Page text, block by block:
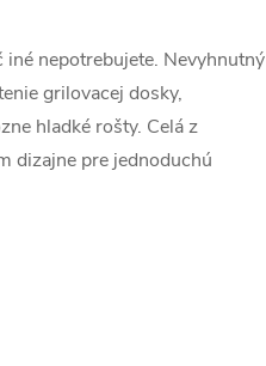
nepotrebujete. Nevyhnutný
grilovacej dosky,
hladké rošty. Celá z
dizajne pre jednoduchú